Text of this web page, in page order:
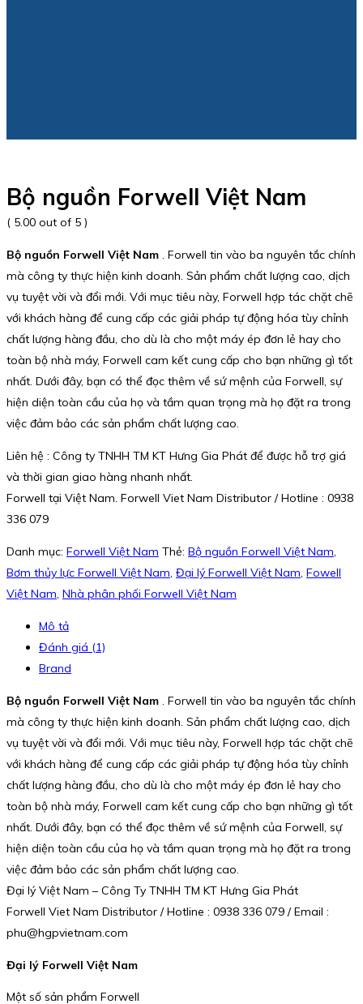
Bộ nguồn Forwell Việt Nam
( 5.00 out of 5 )
Bộ nguồn Forwell Việt Nam . Forwell tin vào ba nguyên tắc chính
mà công ty thực hiện kinh doanh. Sản phẩm chất lượng cao, dịch
vụ tuyệt vời và đổi mới. Với mục tiêu này, Forwell hợp tác chặt chẽ
với khách hàng để cung cấp các giải pháp tự động hóa tùy chỉnh
chất lượng hàng đầu, cho dù là cho một máy ép đơn lẻ hay cho
toàn bộ nhà máy, Forwell cam kết cung cấp cho bạn những gì tốt
nhất. Dưới đây, bạn có thể đọc thêm về sứ mệnh của Forwell, sự
hiện diện toàn cầu của họ và tầm quan trọng mà họ đặt ra trong
việc đảm bảo các sản phẩm chất lượng cao.
Liên hệ : Công ty TNHH TM KT Hưng Gia Phát để được hỗ trợ giá
và thời gian giao hàng nhanh nhất.
Forwell tại Việt Nam. Forwell Viet Nam Distributor / Hotline : 0938
336 079
Danh mục: Forwell Việt Nam Thẻ: Bộ nguồn Forwell Việt Nam,
Bơm thủy lực Forwell Việt Nam, Đại lý Forwell Việt Nam, Fowell
Việt Nam, Nhà phân phối Forwell Việt Nam
Mô tả
Đánh giá (1)
Brand
Bộ nguồn Forwell Việt Nam . Forwell tin vào ba nguyên tắc chính
mà công ty thực hiện kinh doanh. Sản phẩm chất lượng cao, dịch
vụ tuyệt vời và đổi mới. Với mục tiêu này, Forwell hợp tác chặt chẽ
với khách hàng để cung cấp các giải pháp tự động hóa tùy chỉnh
chất lượng hàng đầu, cho dù là cho một máy ép đơn lẻ hay cho
toàn bộ nhà máy, Forwell cam kết cung cấp cho bạn những gì tốt
nhất. Dưới đây, bạn có thể đọc thêm về sứ mệnh của Forwell, sự
hiện diện toàn cầu của họ và tầm quan trọng mà họ đặt ra trong
việc đảm bảo các sản phẩm chất lượng cao.
Đại lý Việt Nam – Công Ty TNHH TM KT Hưng Gia Phát
Forwell Viet Nam Distributor / Hotline : 0938 336 079 / Email :
phu@hgpvietnam.com
Đại lý Forwell Việt Nam
Một số sản phẩm Forwell